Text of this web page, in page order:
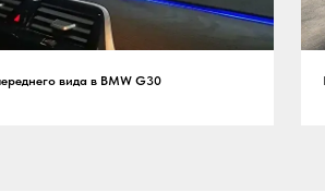
вида в BMW G30